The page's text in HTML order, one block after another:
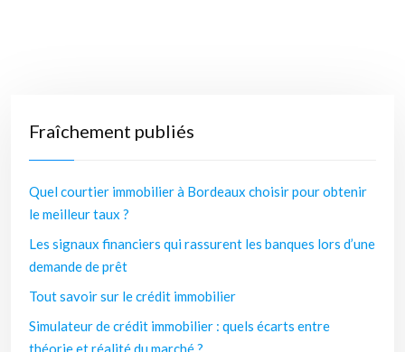
Fraîchement publiés
Quel courtier immobilier à Bordeaux choisir pour obtenir
le meilleur taux ?
Les signaux financiers qui rassurent les banques lors d’une
demande de prêt
Tout savoir sur le crédit immobilier
Simulateur de crédit immobilier : quels écarts entre
théorie et réalité du marché ?